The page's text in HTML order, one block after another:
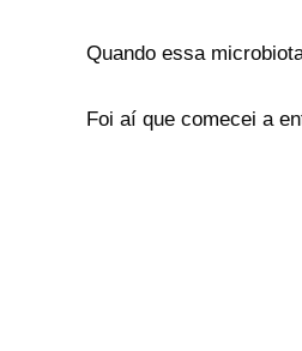
Quando essa
Foi aí que comecei a